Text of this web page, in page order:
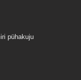
pühakuju